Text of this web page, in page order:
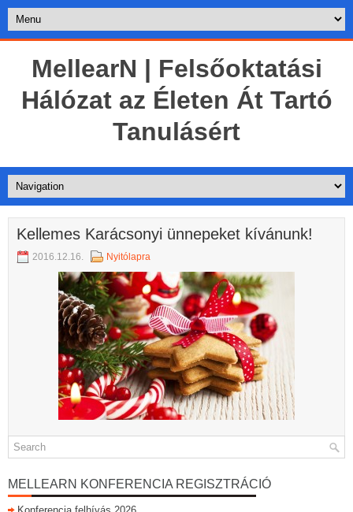
MellearN | Felsőoktatási
Hálózat az Életen Át Tartó
Tanulásért
Kellemes Karácsonyi ünnepeket kívánunk!
2016.12.16. Nyitólapra
MELLEARN KONFERENCIA REGISZTRÁCIÓ